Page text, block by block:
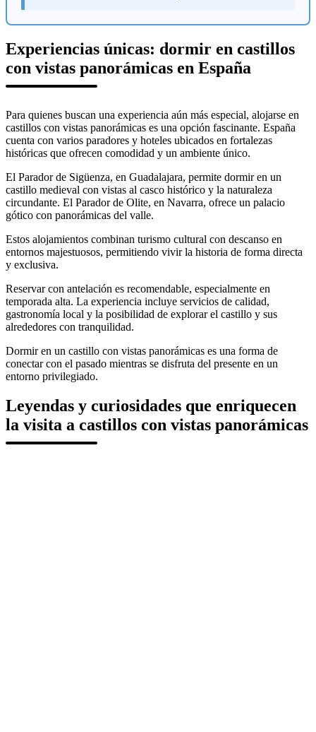
Experiencias únicas: dormir en castillos
con vistas panorámicas en España
Para quienes buscan una experiencia aún más especial, alojarse en
castillos con vistas panorámicas es una opción fascinante. España
cuenta con varios paradores y hoteles ubicados en fortalezas
históricas que ofrecen comodidad y un ambiente único.
El Parador de Sigüenza, en Guadalajara, permite dormir en un
castillo medieval con vistas al casco histórico y la naturaleza
circundante. El Parador de Olite, en Navarra, ofrece un palacio
gótico con panorámicas del valle.
Estos alojamientos combinan turismo cultural con descanso en
entornos majestuosos, permitiendo vivir la historia de forma directa
y exclusiva.
Reservar con antelación es recomendable, especialmente en
temporada alta. La experiencia incluye servicios de calidad,
gastronomía local y la posibilidad de explorar el castillo y sus
alrededores con tranquilidad.
Dormir en un castillo con vistas panorámicas es una forma de
conectar con el pasado mientras se disfruta del presente en un
entorno privilegiado.
Leyendas y curiosidades que enriquecen
la visita a castillos con vistas panorámicas